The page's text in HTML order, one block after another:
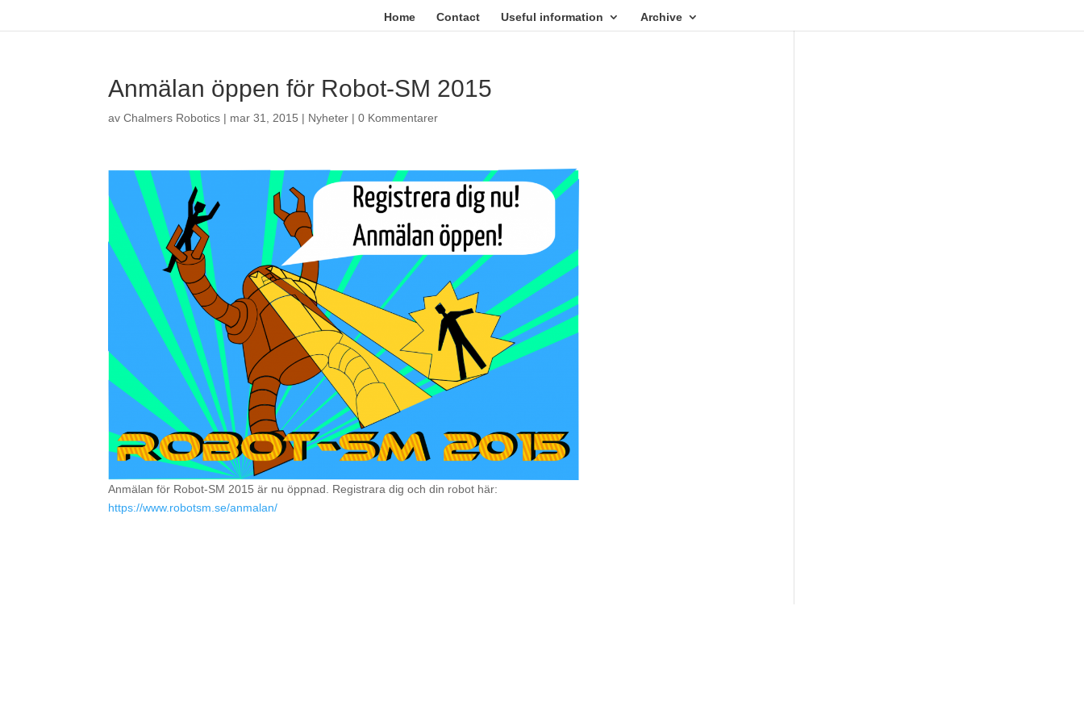
Home Contact Useful information Archive
Anmälan öppen för Robot-SM 2015
avChalmers Robotics | mar 31, 2015 | Nyheter |0 Kommentarer
Anmälan för Robot-SM 2015 är nu öppnad. Registrara dig och din robot här:
https://www.robotsm.se/anmalan/